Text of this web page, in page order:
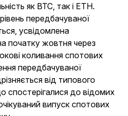
як BTC, так і ETH.
передбачуваної
усвідомлена
початку жовтня через
коливання спотових
передбачуваної
від типового
спостерігалися до відомих
випуск спотових